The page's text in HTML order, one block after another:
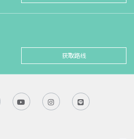
获取路线